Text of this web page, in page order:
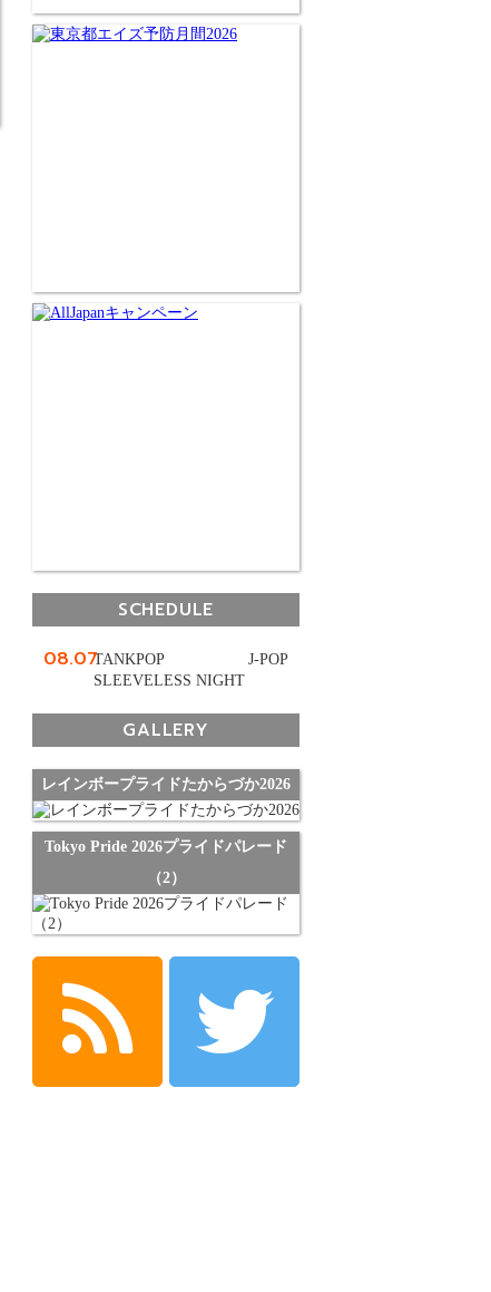
SCHEDULE
08.07TANKPOP J-POP
SLEEVELESS NIGHT
GALLERY
レインボープライドたからづか2026
Tokyo Pride 2026プライドパレード
（2）